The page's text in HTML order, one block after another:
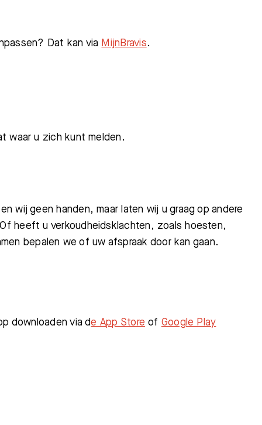
Afdelingen
Dat kan via MijnBravis.
waar u zich kunt melden.
wij geen handen, maar laten wij u graag op andere
heeft u verkoudheidsklachten, zoals hoesten,
bepalen we of uw afspraak door kan gaan.
downloaden via de App Store of Google Play